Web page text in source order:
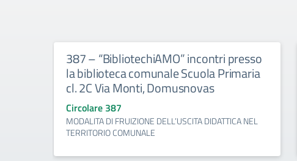
387 – “BibliotechiAMO” incontri presso
la biblioteca comunale Scuola Primaria
cl. 2C Via Monti, Domusnovas
Circolare 387
MODALITA DI FRUIZIONE DELL’USCITA DIDATTICA NEL
TERRITORIO COMUNALE